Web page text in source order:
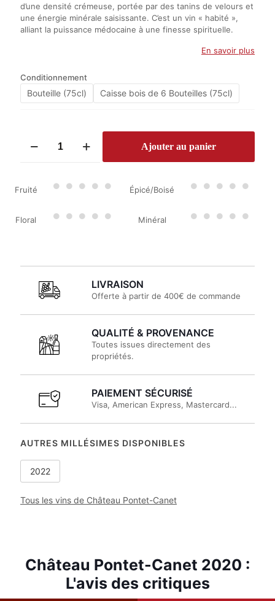
d’une densité crémeuse, portée par des tanins de velours et
une énergie minérale saisissante. C’est un vin « habité »,
alliant la puissance médocaine à une finesse spirituelle.
En savoir plus
Conditionnement
Bouteille (75cl) Caisse bois de 6 Bouteilles (75cl)
2020
Ajouter au panier
Fruité Épicé/Boisé
Floral Minéral
LIVRAISON
Offerte à partir de 400€ de commande
QUALITÉ & PROVENANCE
Toutes issues directement des
propriétés.
PAIEMENT SÉCURISÉ
Visa, American Express, Mastercard...
AUTRES MILLÉSIMES DISPONIBLES
2022
Tous les vins de Château Pontet-Canet
Château Pontet-Canet 2020 :
L'avis des critiques